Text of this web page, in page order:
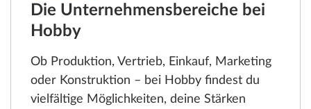
Die Unternehmensbereiche bei
Hobby
Ob Produktion, Vertrieb, Einkauf, Marketing
oder Konstruktion – bei Hobby findest du
vielfältige Möglichkeiten, deine Stärken